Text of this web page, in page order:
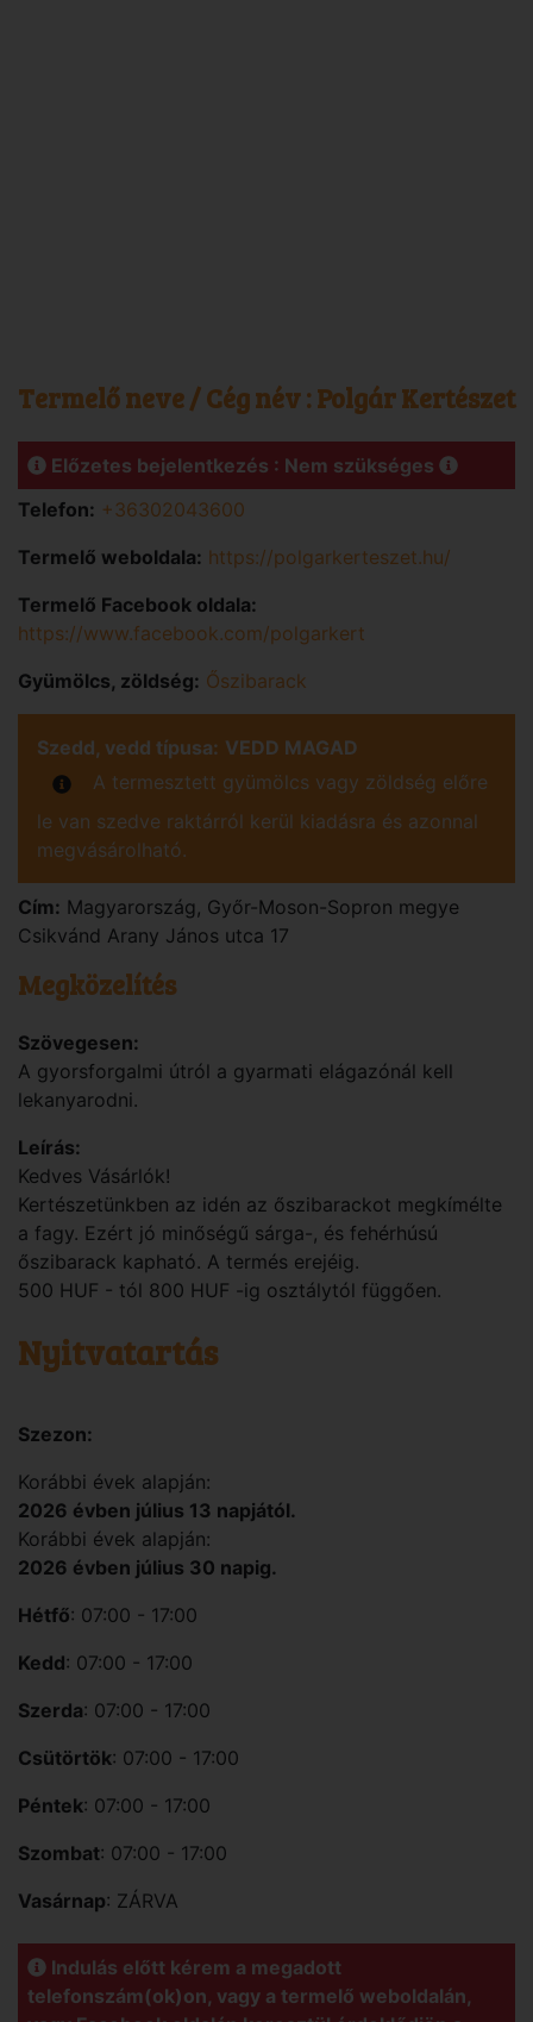
Termelő neve / Cég név : Polgár Kertészet
Előzetes bejelentkezés : Nem szükséges
Telefon: +36302043600
Termelő weboldala: https://polgarkerteszet.hu/
Termelő Facebook oldala:
https://www.facebook.com/polgarkert
Gyümölcs, zöldség: Őszibarack
Szedd, vedd típusa: VEDD MAGAD
A termesztett gyümölcs vagy zöldség előre
le van szedve raktárról kerül kiadásra és azonnal
megvásárolható.
Cím: Magyarország , Győr-Moson-Sopron megye
Csikvánd Arany János utca 17
Megközelítés
Szövegesen:
A gyorsforgalmi útról a gyarmati elágazónál kell
lekanyarodni.
Leírás:
Kedves Vásárlók!
Kertészetünkben az idén az őszibarackot megkímélte
a fagy. Ezért jó minőségű sárga-, és fehérhúsú
őszibarack kapható. A termés erejéig.
500 HUF - tól 800 HUF -ig osztálytól függően.
Nyitvatartás
Szezon:
Korábbi évek alapján:
2026 évben július 13 napjától.
Korábbi évek alapján:
2026 évben július 30 napig.
Hétfő: 07:00 - 17:00
Kedd: 07:00 - 17:00
Szerda: 07:00 - 17:00
Csütörtök: 07:00 - 17:00
Péntek: 07:00 - 17:00
Szombat: 07:00 - 17:00
Vasárnap: ZÁRVA
Indulás előtt kérem a megadott
telefonszám(ok)on, vagy a termelő weboldalán,